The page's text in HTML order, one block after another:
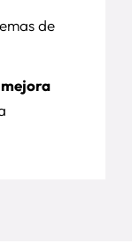
de
mejora